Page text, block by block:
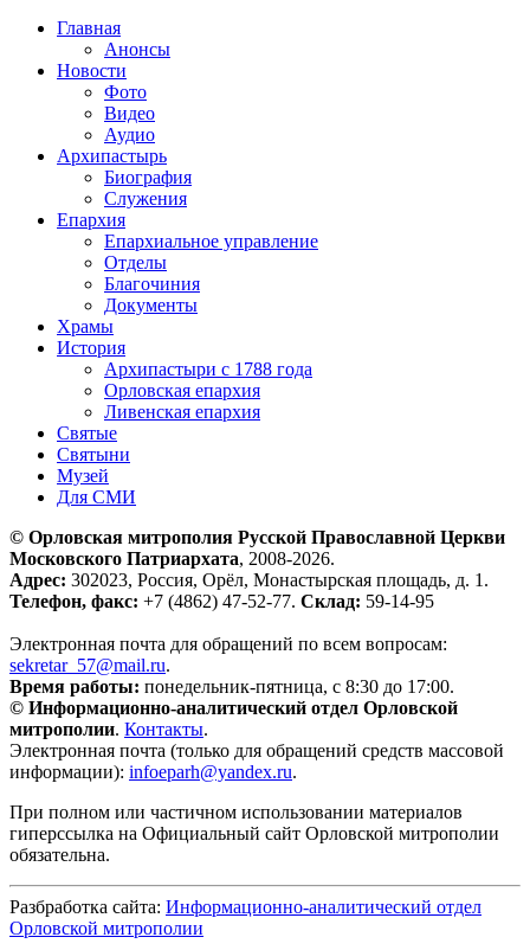
Главная
Анонсы
Новости
Фото
Видео
Аудио
Архипастырь
Биография
Служения
Епархия
Епархиальное управление
Отделы
Благочиния
Документы
Храмы
История
Архипастыри с 1788 года
Орловская епархия
Ливенская епархия
Святые
Святыни
Музей
Для СМИ
© Орловская митрополия Русской Православной Церкви
Московского Патриархата, 2008-2026.
Адрес: 302023, Россия, Орёл, Монастырская площадь, д. 1.
Телефон, факс: +7 (4862) 47-52-77. Склад: 59-14-95
Электронная почта для обращений по всем вопросам:
sekretar_57@mail.ru.
Время работы: понедельник-пятница, с 8:30 до 17:00.
© Информационно-аналитический отдел Орловской
митрополии. Контакты.
Электронная почта (только для обращений средств массовой
информации): infoeparh@yandex.ru.
При полном или частичном использовании материалов
гиперссылка на Официальный сайт Орловской митрополии
обязательна.
Разбработка сайта: Информационно-аналитический отдел
Орловской митрополии